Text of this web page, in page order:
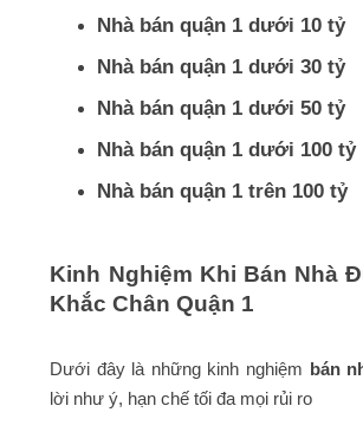
Nhà bán quận 1 dưới 10 tỷ
Nhà bán quận 1 dưới 30 tỷ
Nhà bán quận 1 dưới 50 tỷ
Nhà bán quận 1 dưới 100 tỷ
Nhà bán quận 1 trên 100 tỷ
Kinh Nghiệm Khi Bán Nhà
Khắc Chân Quận 1
Dưới đây là những kinh nghiệm bán
lời như ý, hạn chế tối đa mọi rủi ro